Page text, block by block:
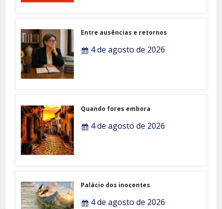
Entre ausências e retornos
4 de agosto de 2026
Quando fores embora
4 de agosto de 2026
Palácio dos inocentes
4 de agosto de 2026